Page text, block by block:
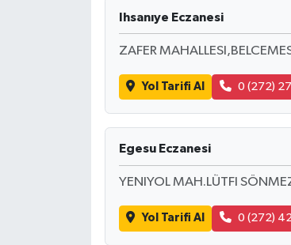
Ihsanıye Eczanesi
ZAFER
Yol Tarifi Al 0 (272)
Egesu Eczanesi
YENIYOL MAH.LÜTFI
Yol Tarifi Al 0 (272)